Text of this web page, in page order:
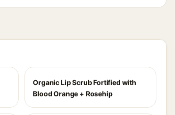
Organic Lip Scrub Fortified with
Blood Orange + Rosehip